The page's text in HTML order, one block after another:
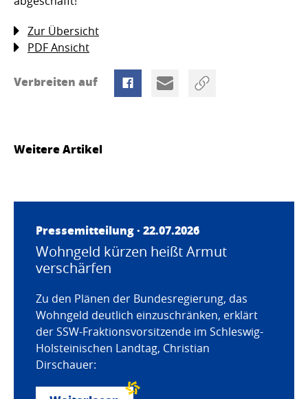
Zur Übersicht
PDF Ansicht
Verbreiten auf
Weitere Artikel
Pressemitteilung · 22.07.2026
Wohngeld kürzen heißt Armut
verschärfen
Zu den Plänen der Bundesregierung, das
Wohngeld deutlich einzuschränken, erklärt
der SSW-Fraktionsvorsitzende im Schleswig-
Holsteinischen Landtag, Christian
Dirschauer: